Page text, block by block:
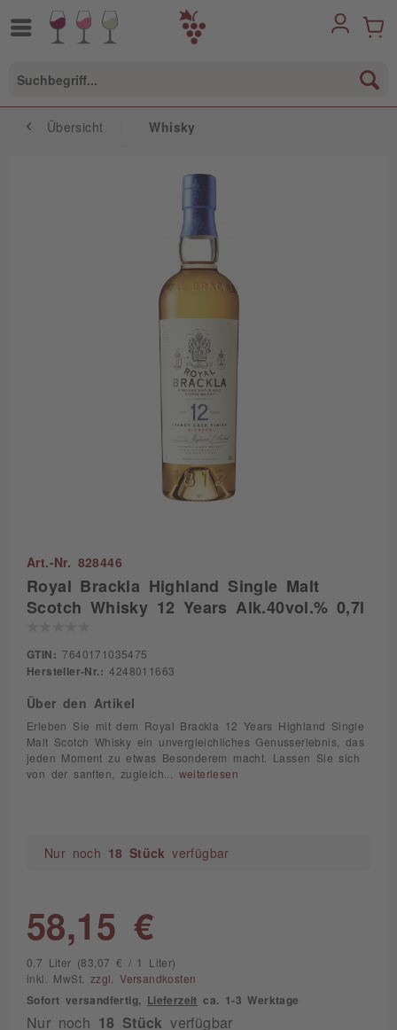
Übersicht Whisky
Art.-Nr. 828446
Royal Brackla Highland Single Malt
Scotch Whisky 12 Years Alk.40vol.% 0,7l
GTIN: 7640171035475
Hersteller-Nr.: 4248011663
Über den Artikel
Erleben Sie mit dem Royal Brackla 12 Years Highland Single
Malt Scotch Whisky ein unvergleichliches Genusserlebnis, das
jeden Moment zu etwas Besonderem macht. Lassen Sie sich
von der sanften, zugleich... weiterlesen
Nur noch 18 Stück verfügbar
58,15 €
0.7 Liter (83,07 € / 1 Liter)
inkl. MwSt. zzgl. Versandkosten
Sofort versandfertig, Lieferzeit ca. 1-3 Werktage
Nur noch 18 Stück verfügbar